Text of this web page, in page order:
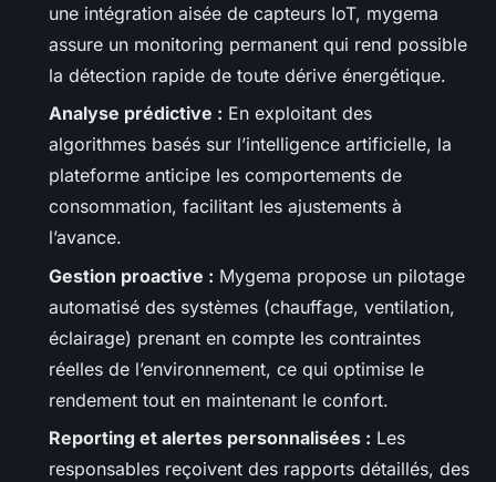
une intégration aisée de capteurs IoT, mygema
assure un monitoring permanent qui rend possible
la détection rapide de toute dérive énergétique.
Analyse prédictive : En exploitant des
algorithmes basés sur l’intelligence artificielle, la
plateforme anticipe les comportements de
consommation, facilitant les ajustements à
l’avance.
Gestion proactive : Mygema propose un pilotage
automatisé des systèmes (chauffage, ventilation,
éclairage) prenant en compte les contraintes
réelles de l’environnement, ce qui optimise le
rendement tout en maintenant le confort.
Reporting et alertes personnalisées : Les
responsables reçoivent des rapports détaillés, des